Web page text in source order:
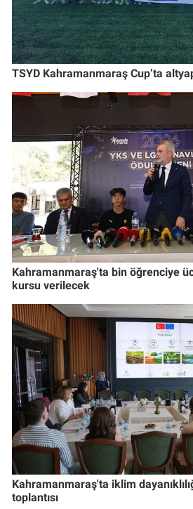
TSYD Kahramanmaraş Cup’ta
Kahramanmaraş'ta bin öğrenciye
kursu verilecek
Kahramanmaraş'ta iklim
toplantısı